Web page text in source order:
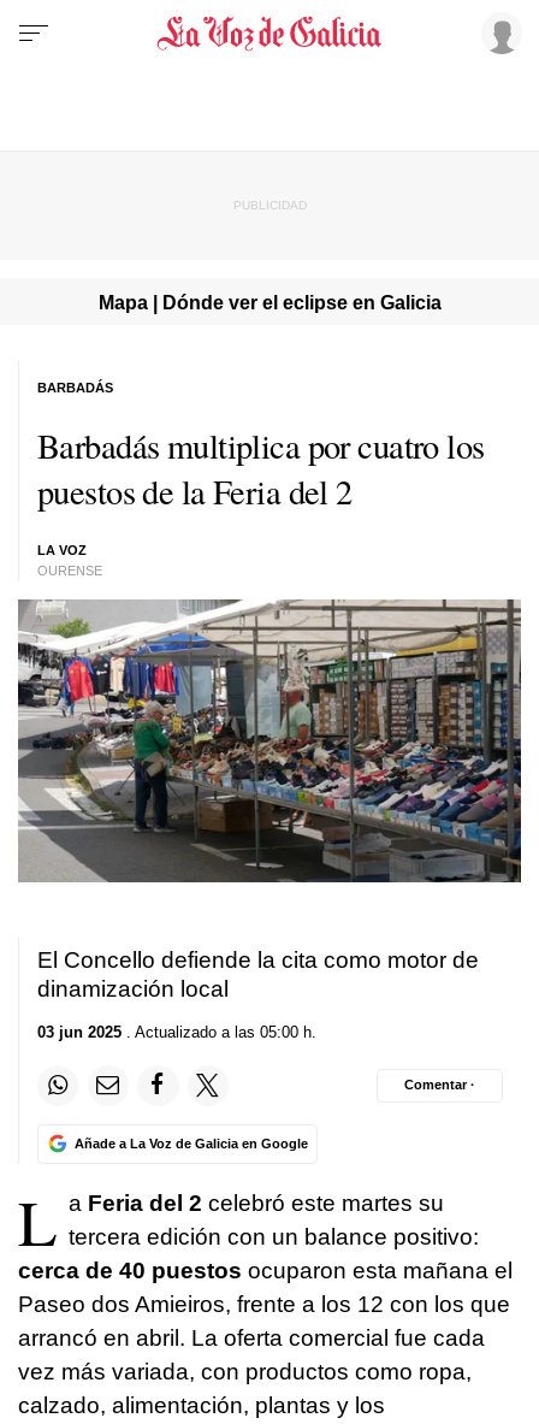
Mapa | Dónde ver el eclipse en Galicia
Barbadás multiplica por cuatro los
puestos de la Feria del 2
LA VOZ
OURENSE
BARBADÁS
El Concello defiende la cita como motor de
dinamización local
03 jun 2025 . Actualizado a las 05:00 h.
Añade a La Voz de Galicia en Google
Comentar ·
L a Feria del 2 celebró este martes su
tercera edición con un balance positivo:
cerca de 40 puestos ocuparon esta mañana el
Paseo dos Amieiros, frente a los 12 con los que
arrancó en abril. La oferta comercial fue cada
vez más variada, con productos como ropa,
calzado, alimentación, plantas y los